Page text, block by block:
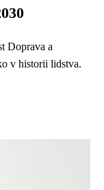
Doprava a
v historii lidstva.